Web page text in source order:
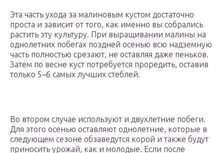
Эта часть ухода за малиновым кустом достаточно
проста и зависит от того, как именно вы собрались
растить эту культуру. При выращивании малины на
однолетних побегах поздней осенью всю надземную
часть полностью срезают, не оставляя даже пеньков.
Затем по весне куст потребуется проредить, оставив
только 5–6 самых лучших стеблей.
Во втором случае используют и двухлетние побеги.
Для этого осенью оставляют однолетние, которые в
следующем сезоне обзаведутся корой и также будут
приносить урожай, как и молодые. Если после